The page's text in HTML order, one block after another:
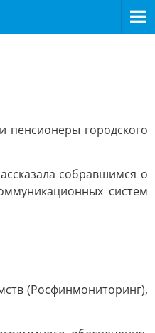
пенсионеры городского
собравшимся о
систем
(Росфинмониторинг),